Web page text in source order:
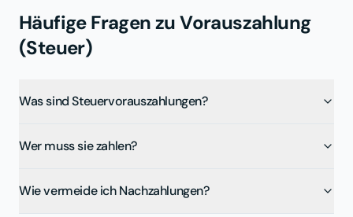
Häufige Fragen zuVorauszahlung
(Steuer)
Was sind Steuervorauszahlungen?
Wer muss sie zahlen?
Wie vermeide ich Nachzahlungen?